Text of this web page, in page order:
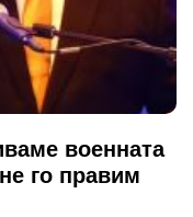
военната
го правим